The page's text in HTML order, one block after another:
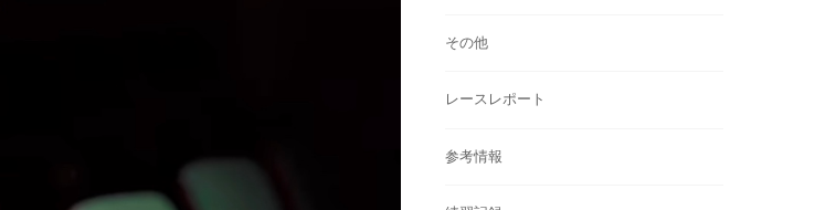
その他
レースレポート
参考情報